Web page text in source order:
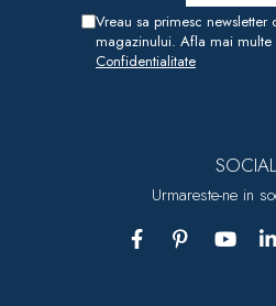
Vreau sa primesc newsletter
magazinului. Afla mai multe
Confidentialitate
SOCIAL
Urmareste-ne in